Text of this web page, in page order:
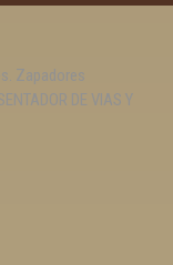
Zapadores
DE VIAS Y